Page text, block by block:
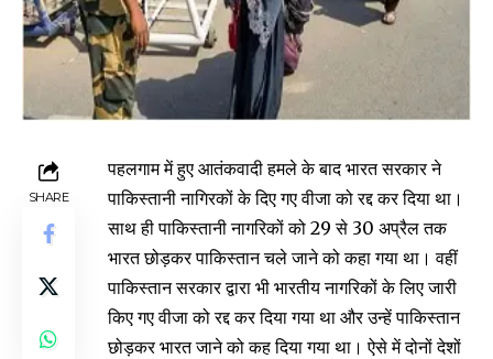
SHARE
पहलगाम में हुए आतंकवादी हमले के बाद भारत सरकार ने
पाकिस्तानी नागिरकों के दिए गए वीजा को रद्द कर दिया था।
साथ ही पाकिस्तानी नागरिकों को 29 से 30 अप्रैल तक
भारत छोड़कर पाकिस्तान चले जाने को कहा गया था। वहीं
पाकिस्तान सरकार द्वारा भी भारतीय नागरिकों के लिए जारी
किए गए वीजा को रद्द कर दिया गया था और उन्हें पाकिस्तान
छोड़कर भारत जाने को कह दिया गया था। ऐसे में दोनों देशों